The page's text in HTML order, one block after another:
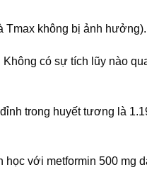
Tmax không bị ảnh hưởng).
có sự tích lũy nào
trong huyết tương là
với metformin 500 mg